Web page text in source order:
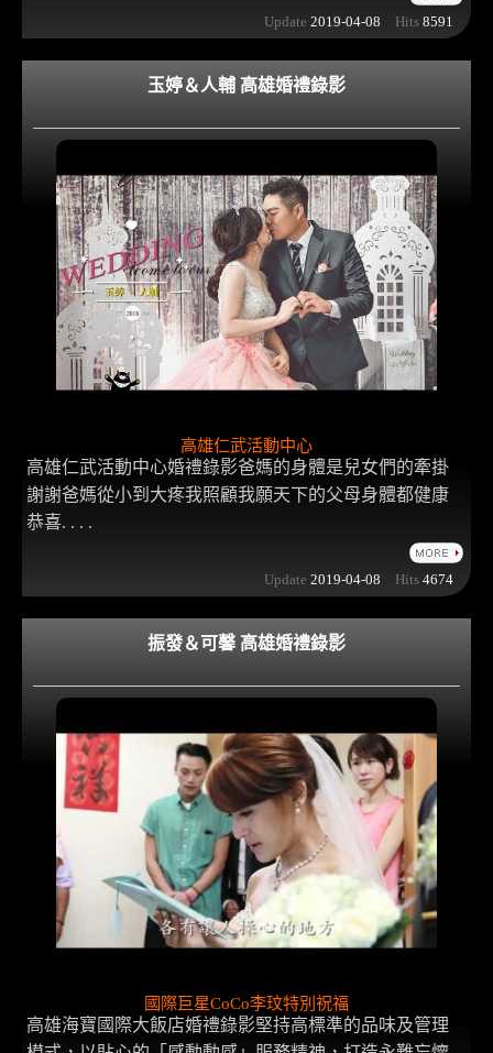
Update 2019-04-08 Hits 8591
玉婷＆人輔 高雄婚禮錄影
高雄仁武活動中心
高雄仁武活動中心婚禮錄影爸媽的身體是兒女們的牽掛
謝謝爸媽從小到大疼我照顧我願天下的父母身體都健康
恭喜. . . .
Update 2019-04-08 Hits 4674
振發＆可馨 高雄婚禮錄影
國際巨星CoCo李玟特別祝福
高雄海寶國際大飯店婚禮錄影堅持高標準的品味及管理